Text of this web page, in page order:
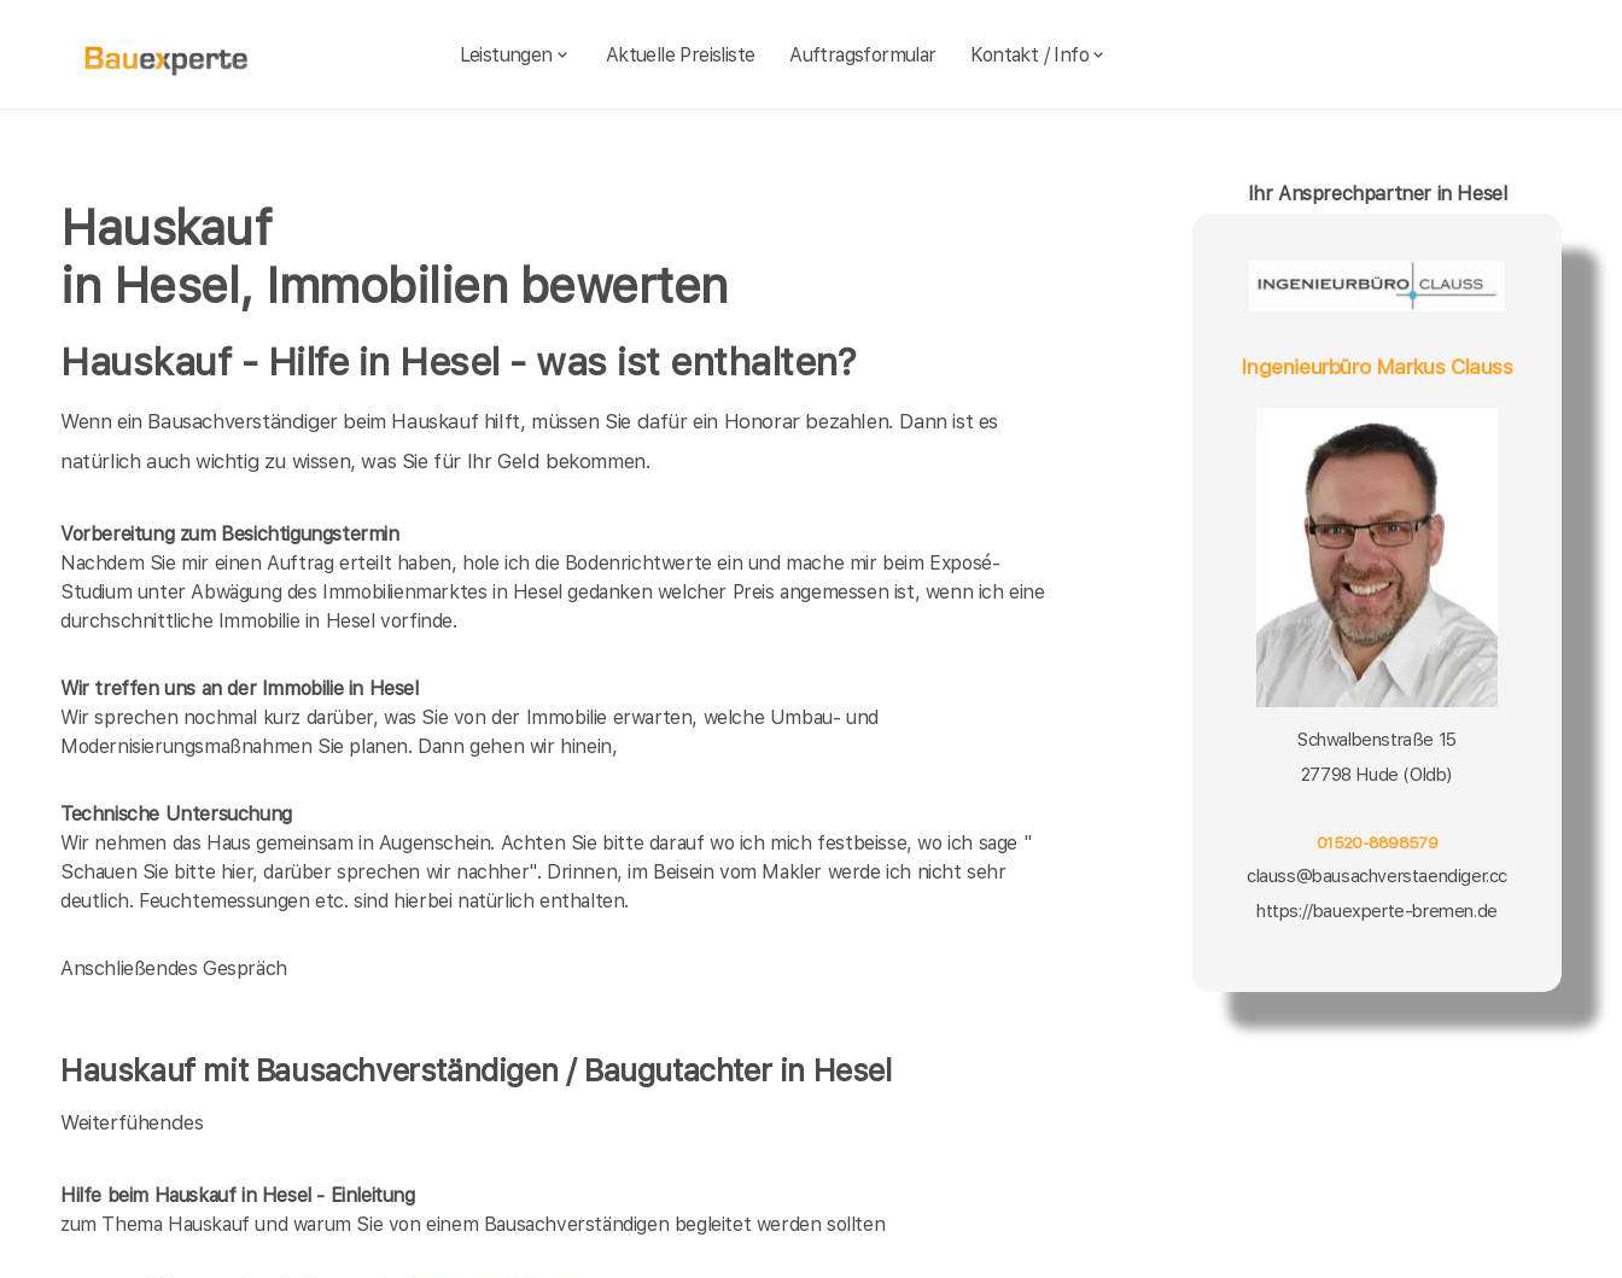
Leistungen Aktuelle Preisliste Auftragsformular Kontakt / Info
Hauskauf
in Hesel, Immobilien bewerten
Hauskauf - Hilfe in Hesel - was ist enthalten?
Wenn ein Bausachverständiger beim Hauskauf hilft, müssen Sie dafür ein Honorar bezahlen. Dann ist es
natürlich auch wichtig zu wissen, was Sie für Ihr Geld bekommen.
Vorbereitung zum Besichtigungstermin
Nachdem Sie mir einen Auftrag erteilt haben, hole ich die Bodenrichtwerte ein und mache mir beim Exposé-
Studium unter Abwägung des Immobilienmarktes in Hesel gedanken welcher Preis angemessen ist, wenn ich eine
durchschnittliche Immobilie in Hesel vorfinde.
Wir treffen uns an der Immobilie in Hesel
Wir sprechen nochmal kurz darüber, was Sie von der Immobilie erwarten, welche Umbau- und
Modernisierungsmaßnahmen Sie planen. Dann gehen wir hinein,
Technische Untersuchung
Wir nehmen das Haus gemeinsam in Augenschein. Achten Sie bitte darauf wo ich mich festbeisse, wo ich sage "
Schauen Sie bitte hier, darüber sprechen wir nachher". Drinnen, im Beisein vom Makler werde ich nicht sehr
deutlich. Feuchtemessungen etc. sind hierbei natürlich enthalten.
Anschließendes Gespräch
Hauskauf mit Bausachverständigen / Baugutachter in Hesel
Weiterfühendes
Hilfe beim Hauskauf in Hesel - Einleitung
zum Thema Hauskauf und warum Sie von einem Bausachverständigen begleitet werden sollten
Ihr Ansprechpartner in Hesel
Ingenieurbüro Markus Clauss
Schwalbenstraße 15
27798 Hude (Oldb)
01520-8898579
clauss@bausachverstaendiger.cc
https://bauexperte-bremen.de